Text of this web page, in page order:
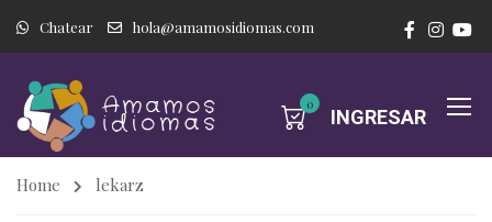
Chatear hola@amamosidiomas.com
0
INGRESAR
Home lekarz